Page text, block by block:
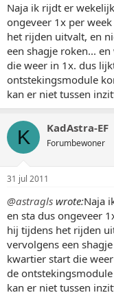
Naja ik rijdt er
ongeveer 1x per
het rijden uitvalt, en
een shagje roken...
die weer in 1x. dus
ontstekingsmodule
kan er niet tussen
K KadAstra-EF
Forumbewoner
31 jul 2011
@astragls wrote:Naja
en sta dus ongeveer
hij tijdens het rijden
vervolgens een
kwartier start die
de
kan er niet tussen